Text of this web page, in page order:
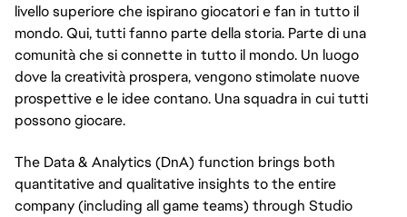
livello superiore che ispirano giocatori e fan in tutto il
mondo. Qui, tutti fanno parte della storia. Parte di una
comunità che si connette in tutto il mondo. Un luogo
dove la creatività prospera, vengono stimolate nuove
prospettive e le idee contano. Una squadra in cui tutti
possono giocare.
The Data & Analytics (DnA) function brings both
quantitative and qualitative insights to the entire
company (including all game teams) through Studio